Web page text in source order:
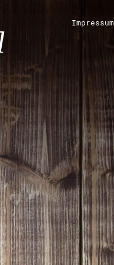
Impressum